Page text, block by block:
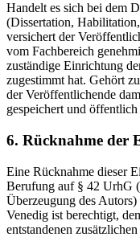
Handelt es sich bei dem
(Dissertation,
versichert der
vom Fachbereich
zuständige Einrichtung
zugestimmt hat. Gehört
der Veröffentlichende
gespeichert und
6. Rücknahme der
Eine Rücknahme dieser
Berufung auf § 42 UrhG
Überzeugung des
Venedig ist berechtigt,
entstandenen